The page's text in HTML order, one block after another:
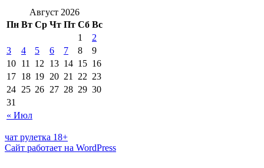
Август 2026
Пн Вт Ср Чт Пт Сб Вс
« Июл
1
2
3
4 5 6 7 8
9
10 11 12 13 14 15 16
17 18 19 20 21 22 23
24 25 26 27 28 29 30
31
чат рулетка 18+
Сайт работает на WordPress